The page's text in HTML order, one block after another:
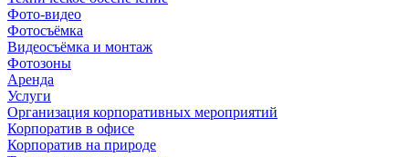
Фото-видео
Фотосъёмка
Видеосъёмка и монтаж
Фотозоны
Аренда
Услуги
Организация корпоративных мероприятий
Корпоратив в офисе
Корпоратив на природе